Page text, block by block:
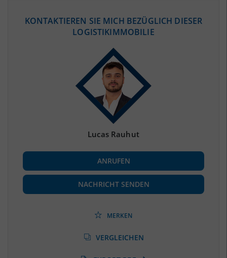
(STAND: 12/2019)
(Landkreis / Kreisfreie Stadt)
BESCHÄFTIGUNG
Beschäftigte
(Landkreis / Kreisfreie Stadt)
72.224
(Landkreis / Kreisfreie Stadt)
(Stand: 01/2020)
KONTAKTIEREN SIE MICH BEZÜGLICH DIESER
LOGISTIKIMMOBILIE
Lucas Rauhut
ANRUFEN
NACHRICHT SENDEN
MERKEN
VERGLEICHEN